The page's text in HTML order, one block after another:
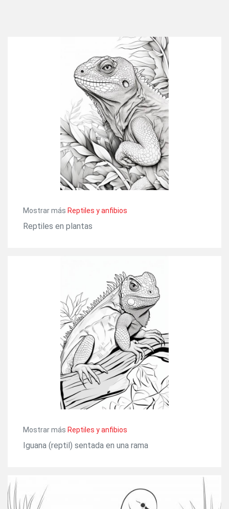
Mostrar más Reptiles y anfibios
Reptiles en plantas
Mostrar más Reptiles y anfibios
Iguana (reptil) sentada en una rama